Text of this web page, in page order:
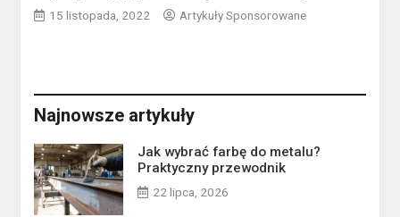
15 listopada, 2022 Artykuły Sponsorowane
Najnowsze artykuły
Jak wybrać farbę do metalu?
Praktyczny przewodnik
22 lipca, 2026